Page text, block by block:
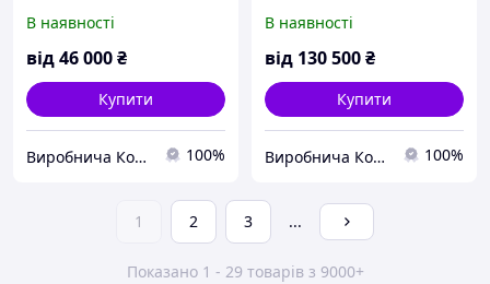
фарбуванням, без
покрівлі
В наявності
від46 000₴
Купити
Виробнича Компанія "lnk-leader" 100%
В наявності
від 130 500₴
Купити
Виробнича Компанія "lnk-leader" 100%
1 2 3 ...
Показано 1 - 29 товарів з 9000+